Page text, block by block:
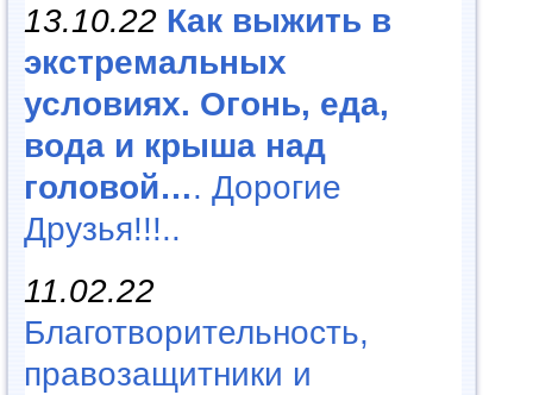
13.10.22 Как выжить в
экстремальных
условиях. Огонь, еда,
вода и крыша над
головой…. Дорогие
Друзья!!!..
11.02.22
Благотворительность,
правозащитники и